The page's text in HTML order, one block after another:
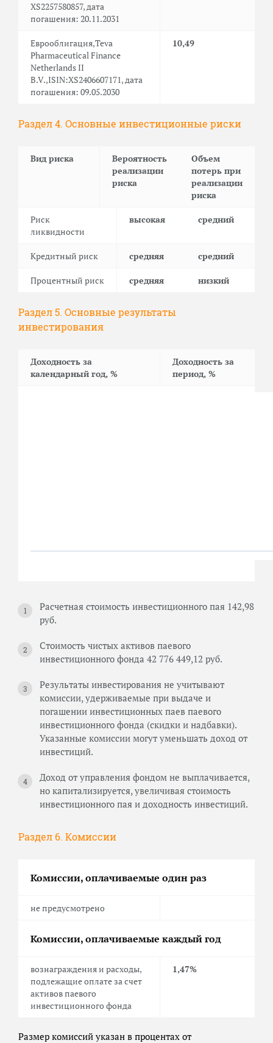
XS2257580857, дата
погашения: 20.11.2031
Еврооблигация,Teva
Pharmaceutical Finance
Netherlands II
B.V.,ISIN:XS2406607171, дата
погашения: 09.05.2030
10,49
Раздел 4. Основные инвестиционные риски
Вид риска
Вероятность
реализации
риска
Объем
потерь при
реализации
риска
Риск
ликвидности
высокая средний
Кредитный риск средняя средний
Процентный риск средняя низкий
Раздел 5. Основные результаты
инвестирования
Доходность за
календарный год, %
Доходность за
период, %
Расчетная стоимость инвестиционного пая 142,98
руб.
Стоимость чистых активов паевого
инвестиционного фонда 42 776 449,12 руб.
Результаты инвестирования не учитывают
комиссии, удерживаемые при выдаче и
погашении инвестиционных паев паевого
инвестиционного фонда (скидки и надбавки).
Указанные комиссии могут уменьшать доход от
инвестиций.
Доход от управления фондом не выплачивается,
но капитализируется, увеличивая стоимость
инвестиционного пая и доходность инвестиций.
Раздел 6. Комиссии
Комиссии, оплачиваемые один раз
не предусмотрено
Комиссии, оплачиваемые каждый год
вознаграждения и расходы,
подлежащие оплате за счет
активов паевого
инвестиционного фонда
1,47%
Размер комиссий указан в процентах от